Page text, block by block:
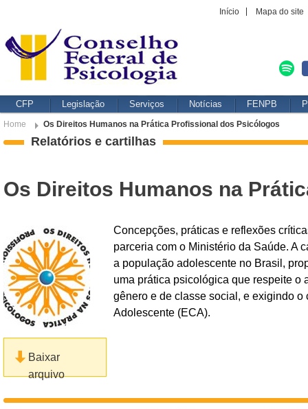
Início Mapa do site
CFP Legislação Serviços Notícias FENPB
Home Os Direitos Humanos na Prática Profissional dos Psicólogos
Relatórios e cartilhas
Os Direitos Humanos na
Baixar
arquivo
Concepções, práticas e reflexões
parceria com o Ministério da Saúde. A
a população adolescente no Brasil,
uma prática psicológica que respeite o
gênero e de classe social, e exigindo
Adolescente (ECA).